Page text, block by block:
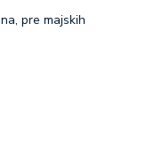
pre majskih